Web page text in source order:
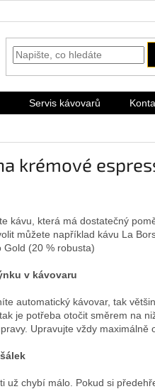
Servis kávovarů
krémové
kávu, která má dostatečný
můžete například kávu La
Gold (20 % robusta)
v kávovaru
automatický kávovar, tak
je potřeba otočit směrem na
Upravujte vždy maximálně
už chybí málo. Pokud si